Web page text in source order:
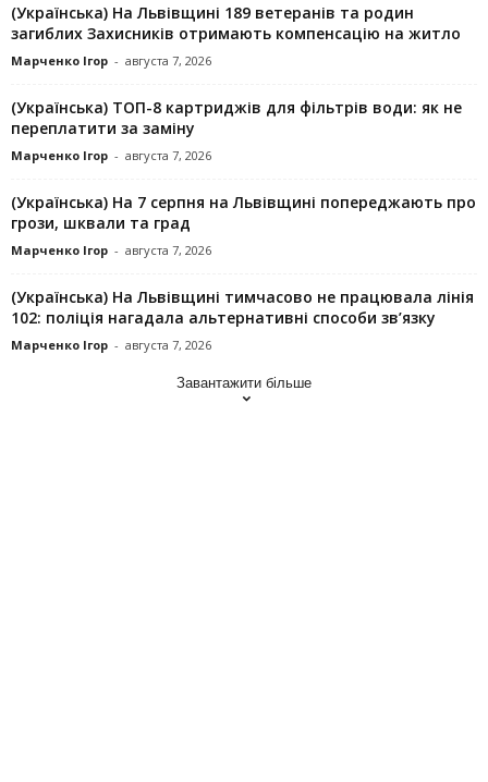
(Українська) На Львівщині 189 ветеранів та родин
загиблих Захисників отримають компенсацію на житло
Марченко Ігор - августа 7, 2026
(Українська) ТОП-8 картриджів для фільтрів води: як не
переплатити за заміну
Марченко Ігор - августа 7, 2026
(Українська) На 7 серпня на Львівщині попереджають про
грози, шквали та град
Марченко Ігор - августа 7, 2026
(Українська) На Львівщині тимчасово не працювала лінія
102: поліція нагадала альтернативні способи зв’язку
Марченко Ігор - августа 7, 2026
Завантажити більше